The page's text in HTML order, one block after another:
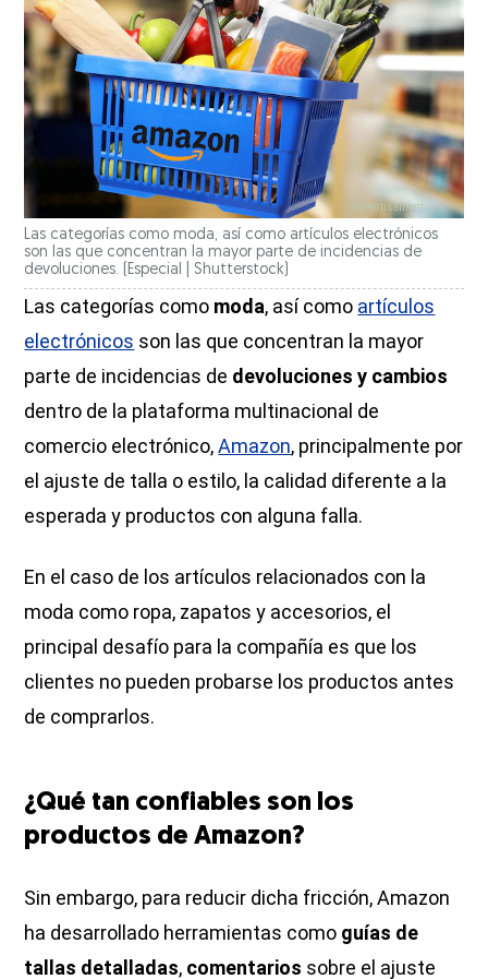
Las categorías como moda, así como artículos electrónicos
son las que concentran la mayor parte de incidencias de
devoluciones.
(Especial | Shutterstock)
Las categorías como moda, así como artículos
electrónicos son las que concentran la mayor
parte de incidencias de devoluciones y cambios
dentro de la plataforma multinacional de
comercio electrónico,Amazon, principalmente por
el ajuste de talla o estilo, la calidad diferente a la
esperada y productos con alguna falla.
En el caso de los artículos relacionados con la
moda como ropa, zapatos y accesorios, el
principal desafío para la compañía es que los
clientes no pueden probarse los productos antes
de comprarlos.
¿Qué tan confiables son los
productos de Amazon?
Sin embargo, para reducir dicha fricción, Amazon
ha desarrollado herramientas como guías de
tallas detalladas, comentarios sobre el ajuste